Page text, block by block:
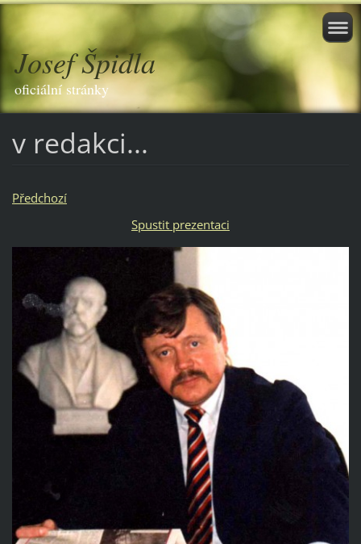
Josef Špidla
oficiální stránky
v redakci...
Předchozí
Spustit prezentaci